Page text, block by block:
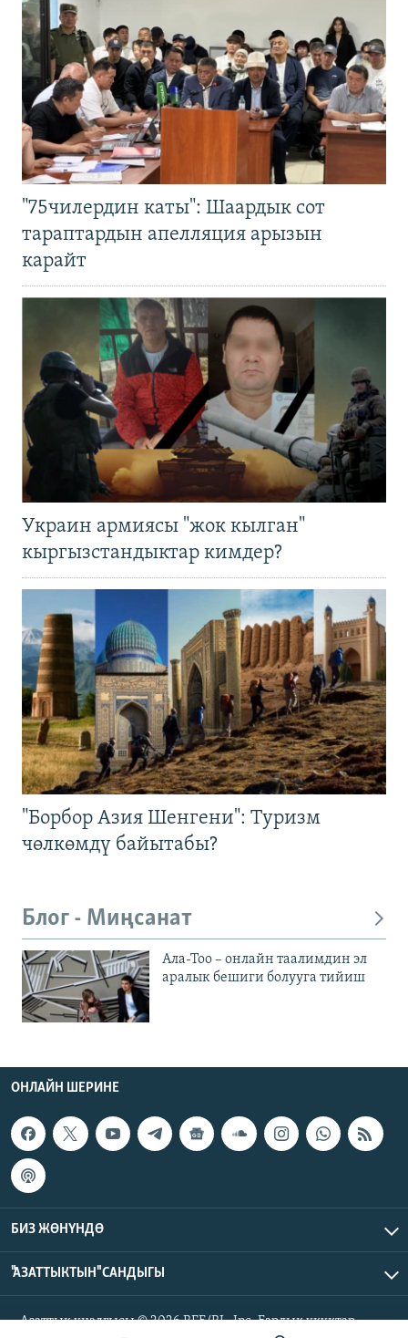
"75чилердин каты": Шаардык сот
тараптардын апелляция арызын
карайт
Украин армиясы "жок кылган"
кыргызстандыктар кимдер?
"Борбор Азия Шенгени": Туризм
чөлкөмдү байытабы?
Блог - Миңсанат
Ала-Тоо – онлайн таалимдин эл
аралык бешиги болууга тийиш
ОНЛАЙН ШЕРИНЕ
БИЗ ЖӨНҮНДӨ
"АЗАТТЫКТЫН" САНДЫГЫ
Азаттык үналгысы © 2026 RFE/RL, Inc. Бардык укуктар